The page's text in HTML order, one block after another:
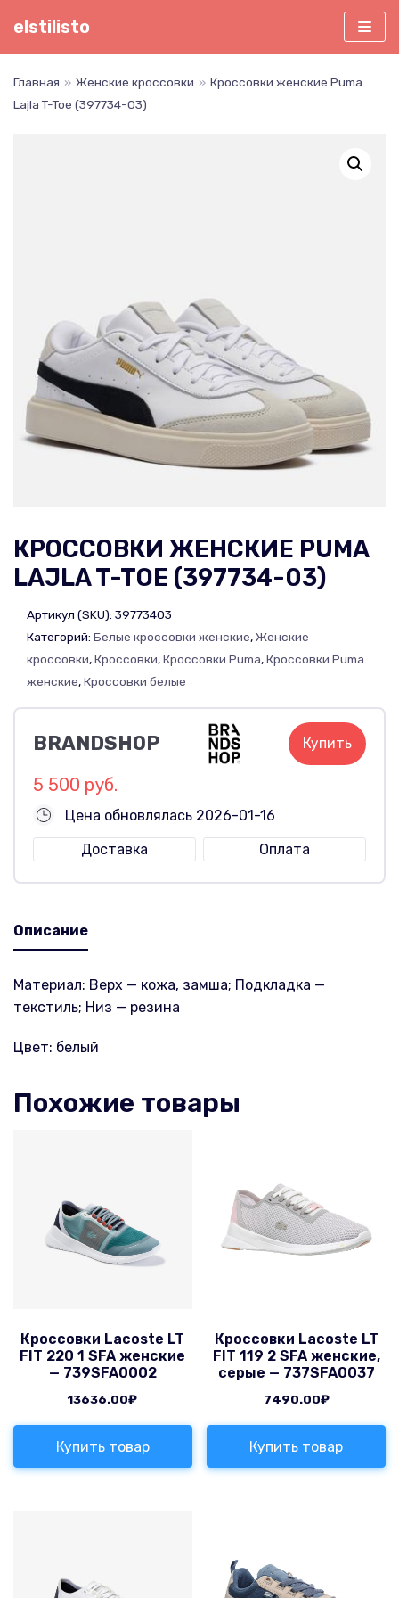
Перейти
elstilisto
Главная » Женские кроссовки » Кроссовки женские Puma
Lajla T-Toe (397734-03)
КРОССОВКИ ЖЕНСКИЕ PUMA
LAJLA T-TOE (397734-03)
Артикул (SKU): 39773403
Категорий: Белые кроссовки женские,Женские
кроссовки,Кроссовки,Кроссовки Puma,Кроссовки Puma
женские,Кроссовки белые
BRANDSHOP Купить
5 500 руб.
Цена обновлялась 2026-01-16
Доставка
Оплата
Описание
Материал: Верх — кожа, замша; Подкладка —
текстиль; Низ — резина
Цвет: белый
Похожие товары
Кроссовки Lacoste LT
FIT 220 1 SFA женские
— 739SFA0002
13636.00₽
Купить товар
Кроссовки Lacoste LT
FIT 119 2 SFA женские,
серые — 737SFA0037
7490.00₽
Купить товар